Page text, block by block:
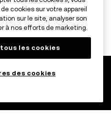
cookies sur votre appareil
sur le site, analyser son
à nos efforts de marketing.
les cookies
des cookies